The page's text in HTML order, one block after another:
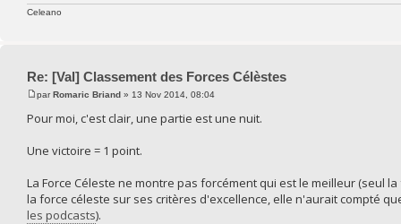
Celeano
Re: [Val] Classement des Forces Célèstes
parRomaric Briand » 13 Nov 2014, 08:04
Pour moi, c'est clair, une partie est une nuit.
Une victoire = 1 point.
La Force Céleste ne montre pas forcément qui est le meilleur (seul
la force céleste sur ses critères d'excellence, elle n'aurait compté
les podcasts).